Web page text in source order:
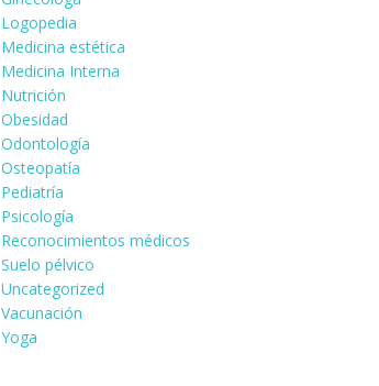
Logopedia
Medicina estética
Medicina Interna
Nutrición
Obesidad
Odontología
Osteopatía
Pediatría
Psicología
Reconocimientos médicos
Suelo pélvico
Uncategorized
Vacunación
Yoga